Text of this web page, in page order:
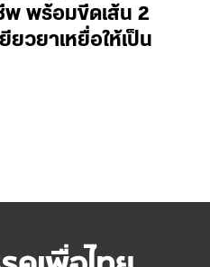
พร้อมขีดเส้น 2
ยวยาเหยื่อให้เป็น